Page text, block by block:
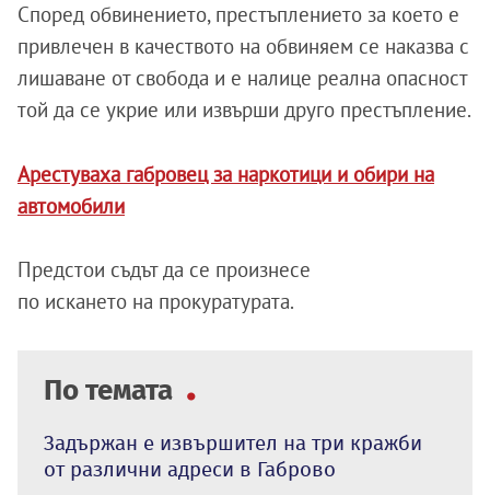
Според обвинението, престъплението за което е
привлечен в качеството на обвиняем се наказва с
лишаване от свобода и е налице реална опасност
той да се укрие или извърши друго престъпление.
Арестуваха габровец за наркотици и обири на
автомобили
Предстои съдът да се произнесе
по искането на прокуратурата.
По темата
Задържан е извършител на три кражби
от различни адреси в Габрово